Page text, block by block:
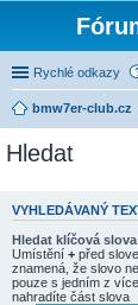
Rychlé odkazy
bmw7er-club.cz
Hledat
VYHLEDÁVANÝ
Hledat klíčová
Umístění + před
znamená, že slovo
pouze s jedním z
nahradíte část slova